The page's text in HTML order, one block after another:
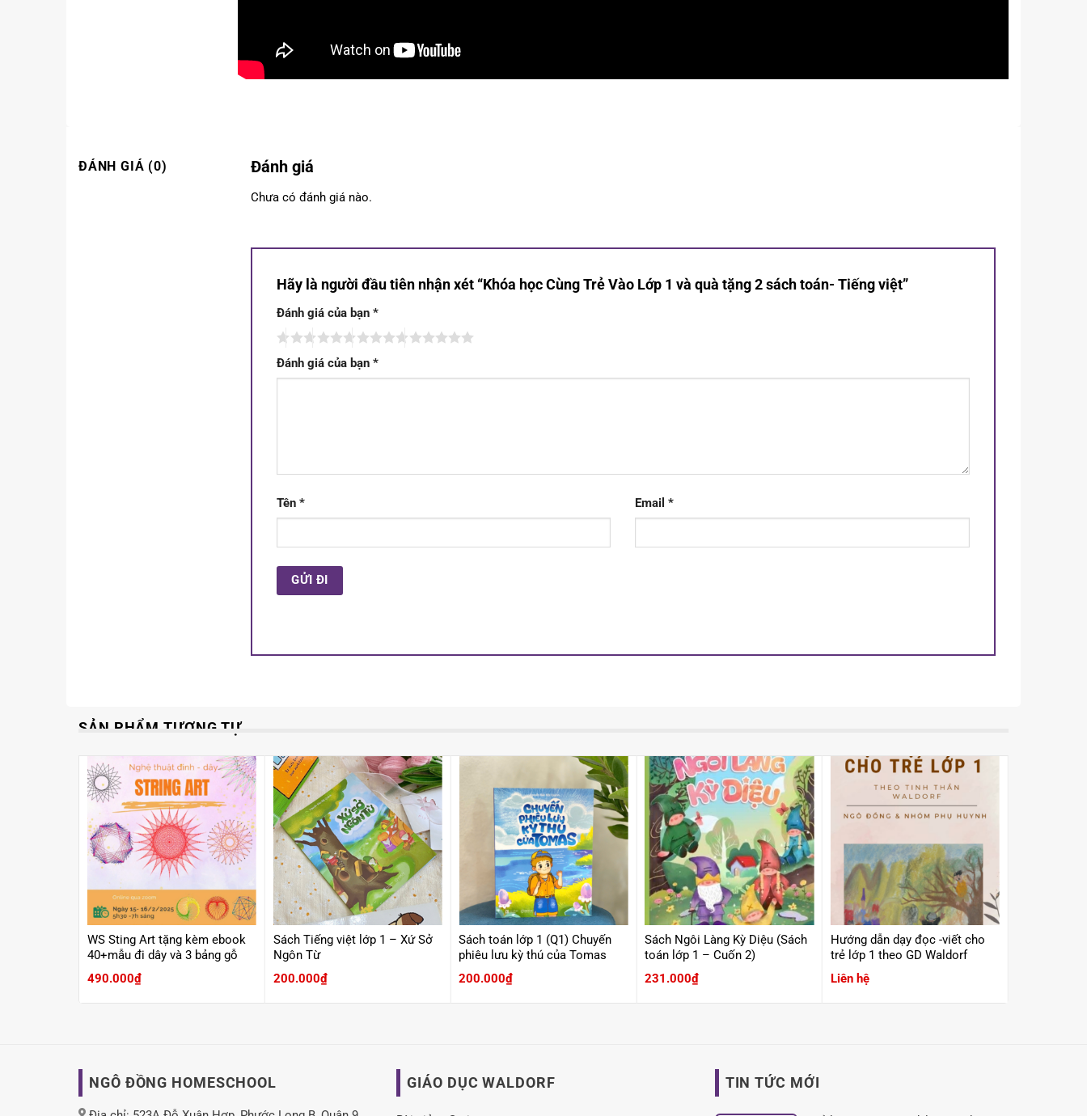
ĐÁNH GIÁ (0) Đánh giá
Chưa có đánh giá nào.
Hãy là người đầu tiên nhận xét “Khóa học Cùng Trẻ Vào Lớp 1 và quà tặng 2 sách toán- Tiếng việt”
Đánh giá của bạn *
Đánh giá của bạn *
Tên * Email*
SẢN PHẨM TƯƠNG TỰ
WS Sting Art tặng kèm ebook
40+mẫu đi dây và 3 bảng gỗ
490.000₫
Sách Tiếng việt lớp 1 – Xứ Sở
Ngôn Từ
200.000₫
Sách toán lớp 1 (Q1) Chuyến
phiêu lưu kỳ thú của Tomas
200.000₫
Sách Ngôi Làng Kỳ Diệu (Sách
toán lớp 1 – Cuốn 2)
231.000₫
Hướng dẫn dạy đọc -viết cho
trẻ lớp 1 theo GD Waldorf
Liên hệ
NGÔ ĐỒNG HOMESCHOOL GIÁO DỤC WALDORF TIN TỨC MỚI